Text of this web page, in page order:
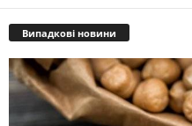
Випадкові новини